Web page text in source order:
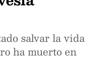
salvar la vida
ha muerto en